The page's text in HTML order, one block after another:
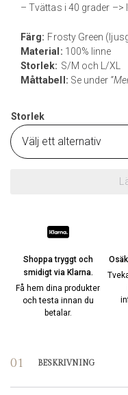
– Tvättas i 40 grader
Färg: Frosty Green
Material: 100% linne
Storlek: S/M och L/XL
Måttabell: Se under
Storlek
Shoppa tryggt och
smidigt via Klarna.
Få hem dina produkter
och testa innan du
betalar.
BESKRIVNING